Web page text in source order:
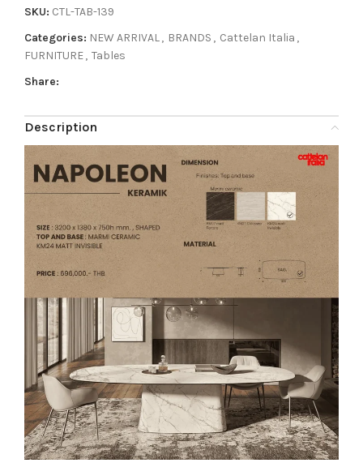
SKU: CTL-TAB-139
Categories: NEW ARRIVAL, BRANDS , Cattelan Italia ,
FURNITURE, Tables
Share:
Description